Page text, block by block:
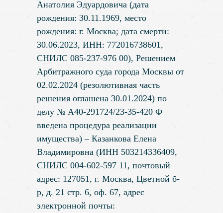
Анатолия Эдуардовича (дата
рождения: 30.11.1969, место
рождения: г. Москва; дата смерти:
30.06.2023, ИНН: 772016738601,
СНИЛС 085-237-976 00), Решением
Арбитражного суда города Москвы от
02.02.2024 (резолютивная часть
решения оглашена 30.01.2024) по
делу № А40-291724/23-35-420 Ф
введена процедура реализации
имущества) – Казанкова Елена
Владимировна (ИНН 503214336409,
СНИЛС 004-602-597 11, почтовый
адрес: 127051, г. Москва, Цветной б-
р, д. 21 стр. 6, оф. 67, адрес
электронной почты: